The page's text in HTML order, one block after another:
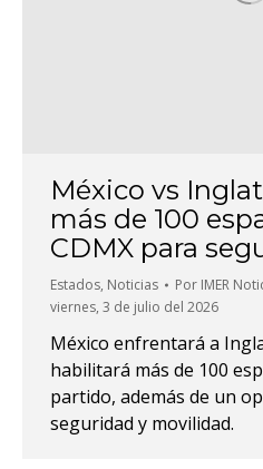
México vs
más de 100
CDMX para
Estados, Noticias Por IMER
viernes, 3 de julio del 2026
México enfrentará a
habilitará más de 100
partido, además de un
seguridad y movilidad.